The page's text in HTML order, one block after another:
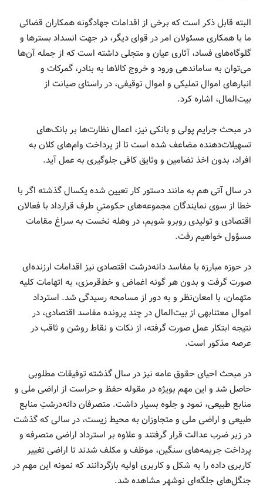
البته قابل ذکر است که برخی از اقدامات جهادگونه همکاران قضائی
ما با همکاری مسئولان امر در قوای دیگر، در جهت انسداد بسترها و
گلوگاه‌های فساد، آثاری عیان و متجلی داشته است که از جمله آن‌ها
می‌توان به ساماندهی ورود و خروج کالاها به بنادر، گمرکات و
انبارهای اموال تملیکی و اموال توقیفی، در راستای صیانت از
بیت‌المال، اشاره کرد.
در مبحث جرایم پولی و بانکی نیز، اعمال نظارت‌ها بر بانک‌های
تسهیلات‌دهنده مضاعف شده است تا از پرداخت وام‌های کلان به
افراد، بدون اخذ تضامین و وثایق کافی جلوگیری به عمل آید.
در سال آتی هم به مانند دستور کار تعیین شده یکسال گذشته اگر با
خطا از سوی نمایندگان مجموعه‌های حکومتیِ طرف قرارداد با فعالان
اقتصادی و تولیدی روبرو شویم، در وهله نخست به سراغ مقامات
مسؤول خواهیم رفت.
در حوزه مبارزه با مفاسد دانه‌درشت اقتصادی نیز اقدامات ارزنده‌ای
صورت گرفت و بدون هر گونه اغماض و خط‌قرمزی، به اتهامات کلیه
متهمان، با امعان‌نظر و به دور از مسامحه رسیدگی شد. استرداد
اموال معتنابهی از بیت‌المال در چند پرونده مفاسد اقتصادی، در
نتیجه ابتکار عمل صورت گرفته، از نکات و نقاط روشن و ثاقب در
عرصه مذکور است.
در مبحث احیای حقوق عامه نیز در سال گذشته توفیقات مطلوبی
حاصل شد و این مهم بویژه در مقوله حفظ و حراست از اراضی ملی و
منابع طبیعی، نمود و جلوه بسیار داشت. متصرفان دانه‌درشتِ منابع
طبیعی و اراضی ملی و متجاوزان به محیط زیست، در سالی که گذشت
در زیر ضرب عدالت قرار گرفتند و علاوه بر استرداد اراضی متصرفه و
پرداخت جریمه‌های سنگین، موظف و مکلف شدند تا اراضی تغییر
کاربری داده را به شکل و کاربری اولیه بازگردانند که نمونه این مهم در
جنگل‌های جلگه‌ای نوشهر مشاهده شد.